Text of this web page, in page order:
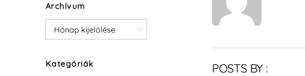
POSTS BY :
Archívum
Archívum
Kategóriák